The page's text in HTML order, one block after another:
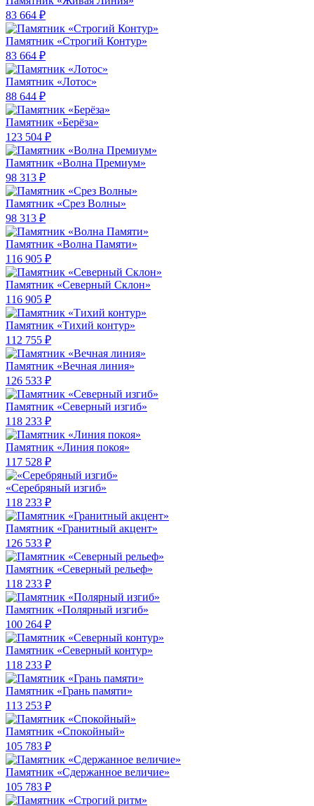
83 664 ₽
Памятник «Строгий Контур»
83 664 ₽
Памятник «Лотос»
88 644 ₽
Памятник «Берёза»
123 504 ₽
Памятник «Волна Премиум»
98 313 ₽
Памятник «Срез Волны»
98 313 ₽
Памятник «Волна Памяти»
116 905 ₽
Памятник «Северный Склон»
116 905 ₽
Памятник «Тихий контур»
112 755 ₽
Памятник «Вечная линия»
126 533 ₽
Памятник «Северный изгиб»
118 233 ₽
Памятник «Линия покоя»
117 528 ₽
«Серебряный изгиб»
118 233 ₽
Памятник «Гранитный акцент»
126 533 ₽
Памятник «Северный рельеф»
118 233 ₽
Памятник «Полярный изгиб»
100 264 ₽
Памятник «Северный контур»
118 233 ₽
Памятник «Грань памяти»
113 253 ₽
Памятник «Спокойный»
105 783 ₽
Памятник «Сдержанное величие»
105 783 ₽